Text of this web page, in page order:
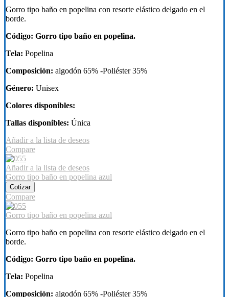
Gorro tipo baño en popelina con resorte elástico delgado en el
borde.
Código: Gorro tipo baño en popelina.
Tela: Popelina
Composición: algodón 65% -Poliéster 35%
Género: Unisex
Colores disponibles:
Tallas disponibles: Única
Añadir a la lista de deseos
Compare
Añadir a la lista de deseos
Gorro tipo baño en popelina azul
Cotizar
Compare
Gorro tipo baño en popelina azul
Gorro tipo baño en popelina con resorte elástico delgado en el
borde.
Código: Gorro tipo baño en popelina.
Tela: Popelina
Composición: algodón 65% -Poliéster 35%